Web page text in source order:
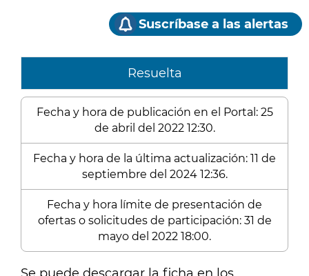
Suscríbase a las alertas
Resuelta
Fecha y hora de publicación en el Portal: 25
de abril del 2022 12:30.
Fecha y hora de la última actualización: 11 de
septiembre del 2024 12:36.
Fecha y hora límite de presentación de
ofertas o solicitudes de participación: 31 de
mayo del 2022 18:00.